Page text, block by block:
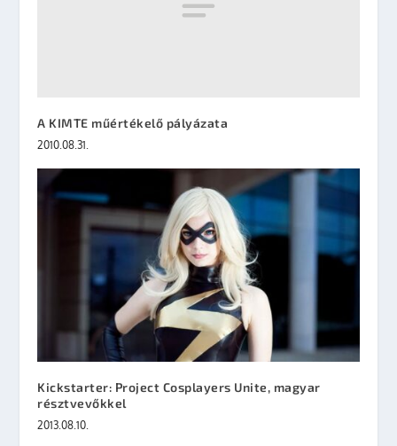
A KIMTE műértékelő pályázata
2010.08.31.
Kickstarter: Project Cosplayers Unite, magyar
résztvevőkkel
2013.08.10.